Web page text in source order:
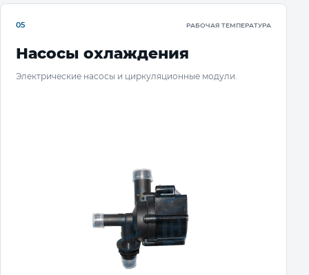
05 РАБОЧАЯ ТЕМПЕРАТУРА
Насосы охлаждения
Электрические насосы и циркуляционные модули.